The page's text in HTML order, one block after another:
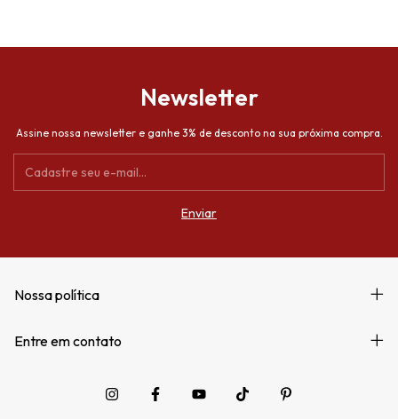
Newsletter
Assine nossa newsletter e ganhe 3% de desconto na sua próxima compra.
Nossa política
Entre em contato